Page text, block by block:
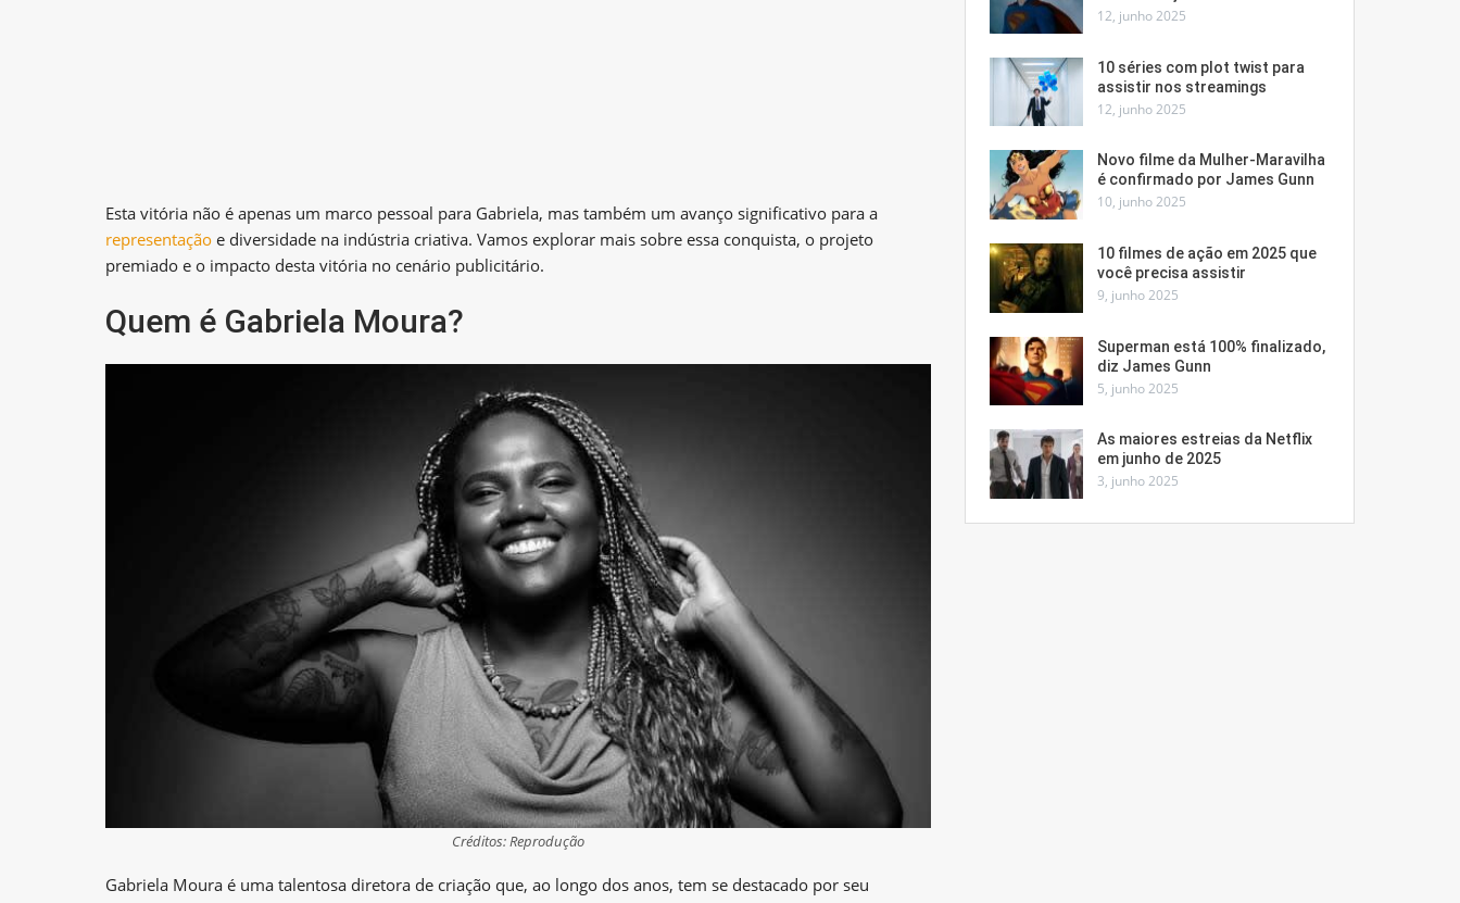
Esta vitória não é apenas um marco pessoal para Gabriela, mas também um avanço significativo para a
representação e diversidade na indústria criativa. Vamos explorar mais sobre essa conquista, o projeto
premiado e o impacto desta vitória no cenário publicitário.
Quem é Gabriela Moura?
Créditos: Reprodução
Gabriela Moura é uma talentosa diretora de criação que, ao longo dos anos, tem se destacado por seu
12, junho 2025
10 séries com plot twist para
assistir nos streamings
12, junho 2025
Novo filme da Mulher-Maravilha
é confirmado por James Gunn
10, junho 2025
10 filmes de ação em 2025 que
você precisa assistir
9, junho 2025
Superman está 100% finalizado,
diz James Gunn
5, junho 2025
As maiores estreias da Netflix
em junho de 2025
3, junho 2025